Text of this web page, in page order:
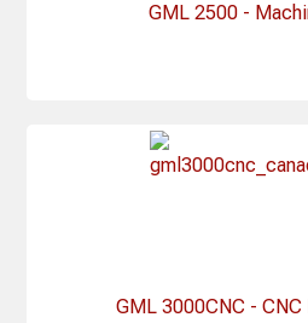
GML 2500 -
GML 3000CNC -